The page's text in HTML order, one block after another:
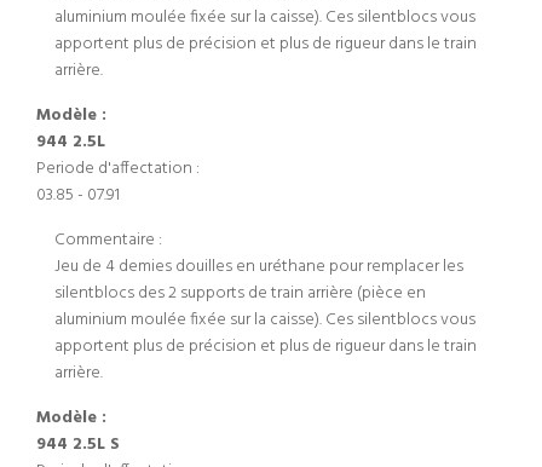
aluminium moulée fixée sur la caisse). Ces silentblocs vous
apportent plus de précision et plus de rigueur dans le train
arrière.
Modèle :
944 2.5L
Periode d'affectation :
03.85 - 07.91
Commentaire :
Jeu de 4 demies douilles en uréthane pour remplacer les
silentblocs des 2 supports de train arrière (pièce en
aluminium moulée fixée sur la caisse). Ces silentblocs vous
apportent plus de précision et plus de rigueur dans le train
arrière.
Modèle :
944 2.5L S